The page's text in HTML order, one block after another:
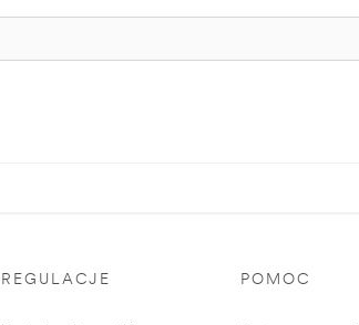
REGULACJE POMOC